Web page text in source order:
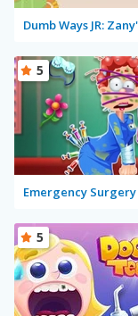
Emergency Surgery
5
5